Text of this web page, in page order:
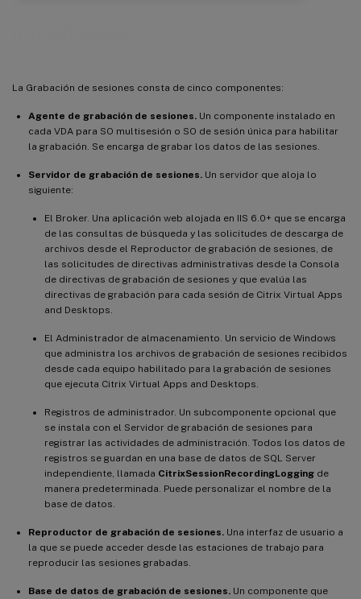
La Grabación de sesiones consta de cinco componentes:
Agente de grabación de sesiones. Un componente instalado en
cada VDA para SO multisesión o SO de sesión única para habilitar
la grabación. Se encarga de grabar los datos de las sesiones.
Servidor de grabación de sesiones. Un servidor que aloja lo
siguiente:
El Broker. Una aplicación web alojada en IIS 6.0+ que se encarga
de las consultas de búsqueda y las solicitudes de descarga de
archivos desde el Reproductor de grabación de sesiones, de
las solicitudes de directivas administrativas desde la Consola
de directivas de grabación de sesiones y que evalúa las
directivas de grabación para cada sesión de Citrix Virtual Apps
and Desktops.
El Administrador de almacenamiento. Un servicio de Windows
que administra los archivos de grabación de sesiones recibidos
desde cada equipo habilitado para la grabación de sesiones
que ejecuta Citrix Virtual Apps and Desktops.
Registros de administrador. Un subcomponente opcional que
se instala con el Servidor de grabación de sesiones para
registrar las actividades de administración. Todos los datos de
registros se guardan en una base de datos de SQL Server
independiente, llamada CitrixSessionRecordingLogging de
manera predeterminada. Puede personalizar el nombre de la
base de datos.
Reproductor de grabación de sesiones. Una interfaz de usuario a
la que se puede acceder desde las estaciones de trabajo para
reproducir las sesiones grabadas.
Base de datos de grabación de sesiones. Un componente que